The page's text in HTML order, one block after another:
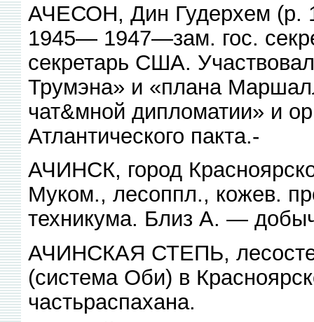
АЧЕСОН, Дин Гудерхем (р.
1945— 1947—зам. гос.
секретарь США.
Трумэна» и «плана
чат&мной дипломатии» и
Атлантического пакта.-
АЧИНСК, город
Муком., лесоппл., кожев.
техникума. Близ А. —
АЧИНСКАЯ СТЕПЬ,
(система Оби) в
частьраспахана.